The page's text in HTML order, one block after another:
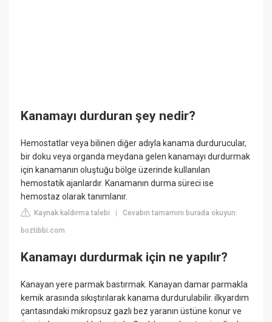
Kanamayı durduran şey nedir?
Hemostatlar veya bilinen diğer adıyla kanama durdurucular,
bir doku veya organda meydana gelen kanamayı durdurmak
için kanamanın oluştuğu bölge üzerinde kullanılan
hemostatik ajanlardır. Kanamanın durma süreci ise
hemostaz olarak tanımlanır.
Kaynak kaldırma talebi |Cevabın tamamını burada okuyun:
boztibbi.com
Kanamayı durdurmak için ne yapılır?
Kanayan yere parmak bastırmak. Kanayan damar parmakla
kemik arasında sıkıştırılarak kanama durdurulabilir. ilkyardım
çantasındaki mikropsuz gazlı bez yaranın üstüne konur ve